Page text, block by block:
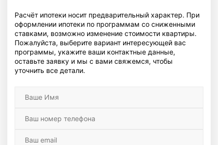
Расчёт ипотеки носит предварительный характер. При
оформлении ипотеки по программам со сниженными
ставками, возможно изменение стоимости квартиры.
Пожалуйста, выберите вариант интересующей вас
программы, укажите ваши контактные данные,
оставьте заявку и мы с вами свяжемся, чтобы
уточнить все детали.